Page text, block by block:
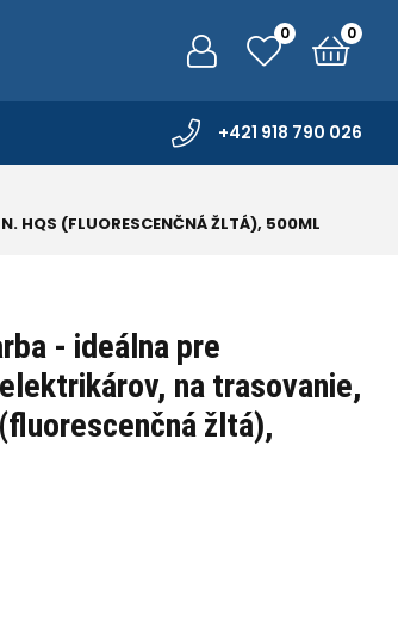
0 0
+421 918 790 026
HQS (FLUORESCENČNÁ ŽLTÁ), 500ML
- ideálna pre
na trasovanie,
žltá),